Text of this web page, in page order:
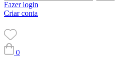
Fazer login
Criar conta
0